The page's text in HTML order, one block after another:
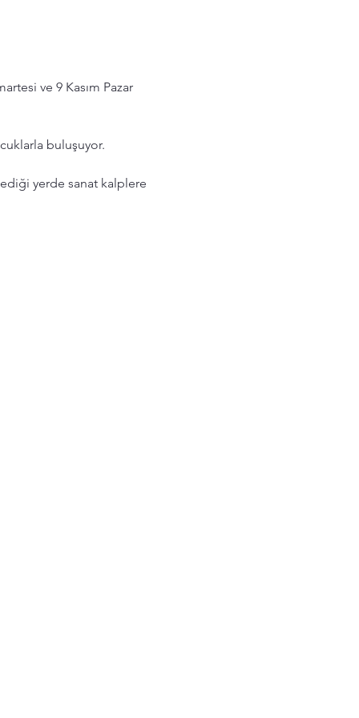
ve 9 Kasım Pazar
buluşuyor.
yerde sanat kalplere